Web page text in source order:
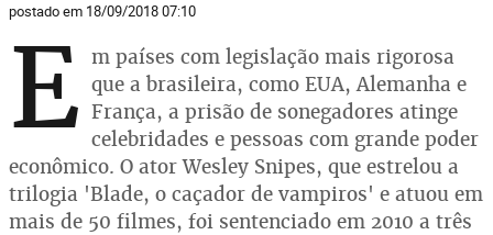
postado em 18/09/2018 07:10
E m países com legislação mais rigorosa
que a brasileira, como EUA, Alemanha e
França, a prisão de sonegadores atinge
celebridades e pessoas com grande poder
econômico. O ator Wesley Snipes, que estrelou a
trilogia 'Blade, o caçador de vampiros' e atuou em
mais de 50 filmes, foi sentenciado em 2010 a três